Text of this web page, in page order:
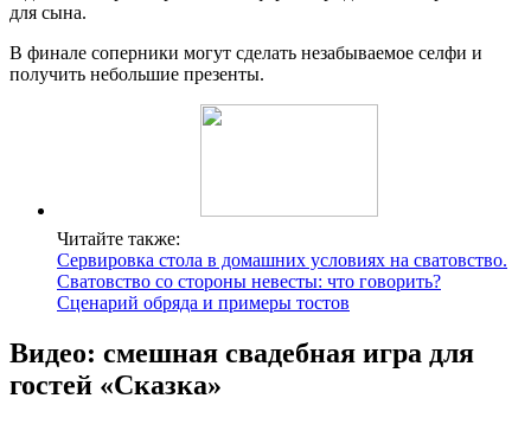
для сына.
В финале соперники могут сделать незабываемое селфи и
получить небольшие презенты.
Читайте также:
Сервировка стола в домашних условиях на сватовство.
Сватовство со стороны невесты: что говорить?
Сценарий обряда и примеры тостов
Видео: смешная свадебная игра для
гостей «Сказка»